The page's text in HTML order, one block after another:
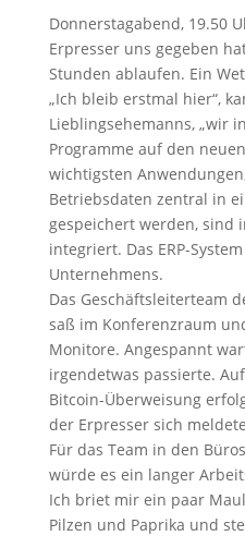
Donnerstagabend, 19.50
Erpresser uns gegeben
Stunden ablaufen. Ein
„Ich bleib erstmal hier“,
Lieblingsehemanns, „wir
Programme auf den
wichtigsten
Betriebsdaten zentral in
gespeichert werden, sind
integriert. Das ERP-
Unternehmens.
Das Geschäftsleiterteam
saß im Konferenzraum
Monitore. Angespannt
irgendetwas passierte.
Bitcoin-Überweisung
der Erpresser sich
Für das Team in den
würde es ein langer
Ich briet mir ein paar
Pilzen und Paprika und